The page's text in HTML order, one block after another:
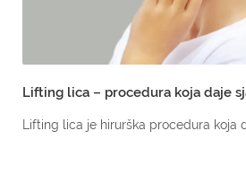
Lifting lica – procedura koja daje
Lifting lica je hirurška procedura koja